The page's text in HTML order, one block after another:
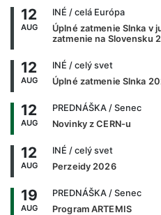
12
AUG
INÉ / celá Európa
Úplné zatmenie Slnka v
zatmenie na Slovensku
12
AUG
INÉ / celý svet
Úplné zatmenie Slnka
12
AUG
PREDNÁŠKA / Senec
Novinky z CERN-u
12
AUG
INÉ / celý svet
Perzeidy 2026
19
AUG
PREDNÁŠKA / Senec
Program ARTEMIS